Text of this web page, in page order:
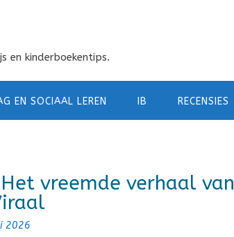
en kinderboekentips.
EN SOCIAAL LEREN IB RECENSIES
Het vreemde verhaal van
2026